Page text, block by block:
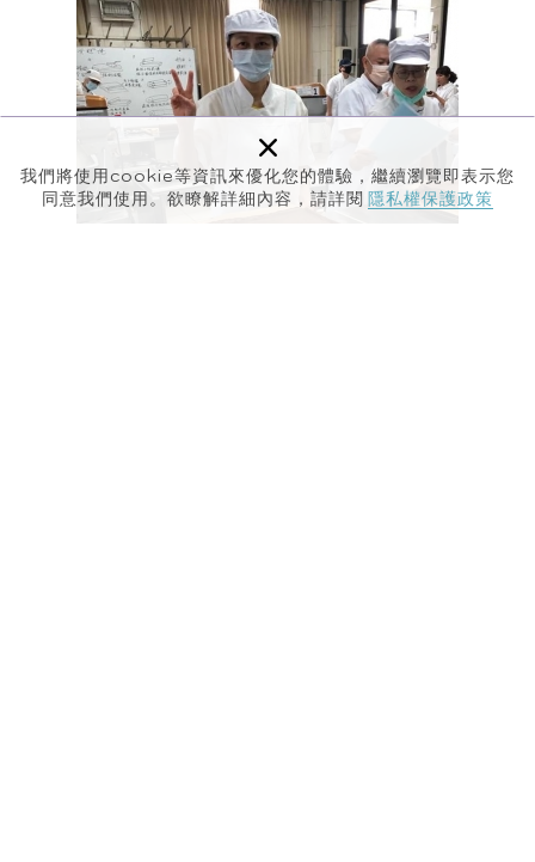
我們將使用cookie等資訊來優化您的體驗，繼續瀏覽即表示您
同意我們使用。欲瞭解詳細內容，請詳閱 隱私權保護政策
×